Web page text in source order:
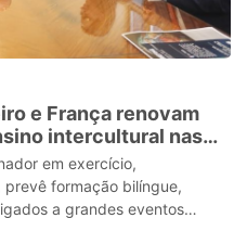
e França renovam
intercultural nas
em exercício,
formação bilíngue,
a grandes eventos